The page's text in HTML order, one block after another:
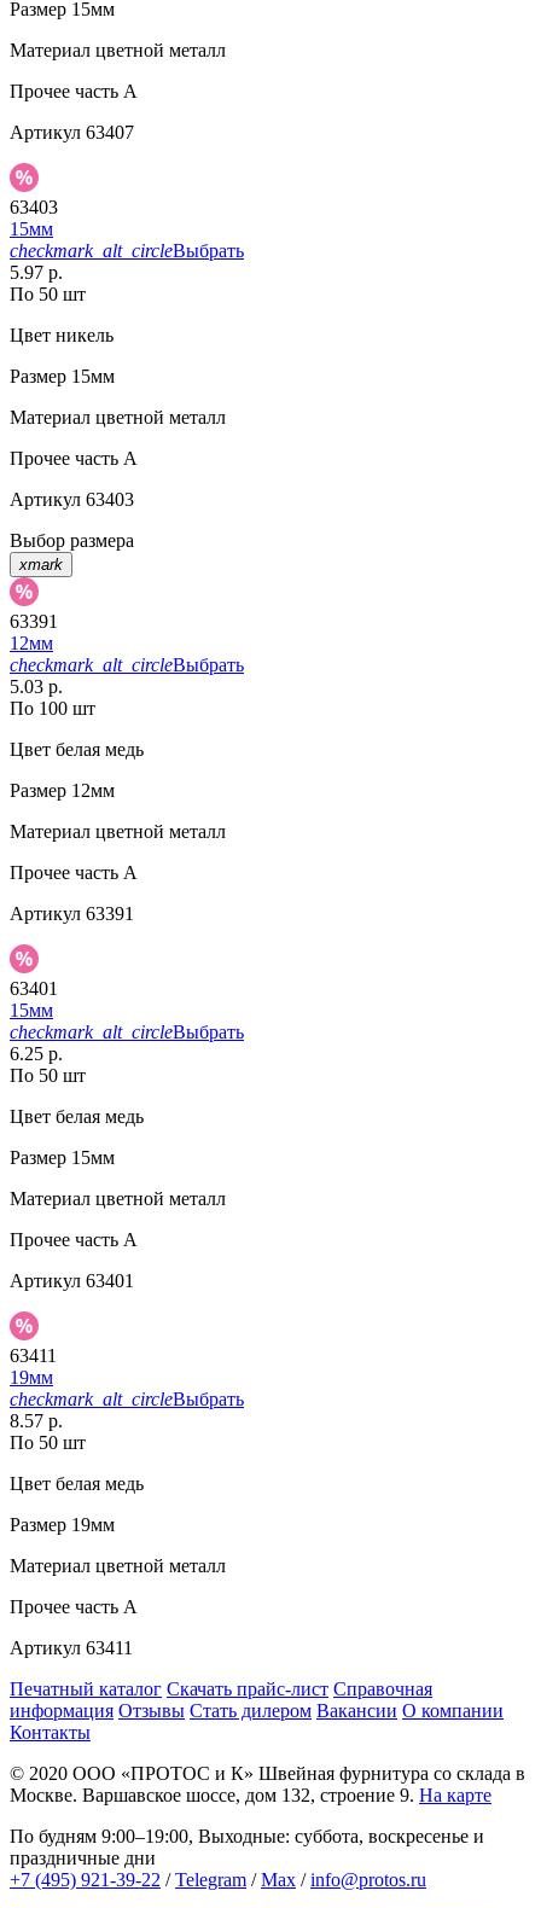
Размер 15мм
Материал цветной металл
Прочее часть A
Артикул 63407
63403
15мм
checkmark_alt_circleВыбрать
5.97 р.
По 50 шт
Цвет никель
Размер 15мм
Материал цветной металл
Прочее часть A
Артикул 63403
Выбор размера
xmark
63391
12мм
checkmark_alt_circleВыбрать
5.03 р.
По 100 шт
Цвет белая медь
Размер 12мм
Материал цветной металл
Прочее часть A
Артикул 63391
63401
15мм
checkmark_alt_circleВыбрать
6.25 р.
По 50 шт
Цвет белая медь
Размер 15мм
Материал цветной металл
Прочее часть A
Артикул 63401
63411
19мм
checkmark_alt_circleВыбрать
8.57 р.
По 50 шт
Цвет белая медь
Размер 19мм
Материал цветной металл
Прочее часть A
Артикул 63411
Печатный каталог Скачать прайс-лист Справочная
информация Отзывы Стать дилером Вакансии О компании
Контакты
© 2020 ООО «ПРОТОС и К» Швейная фурнитура со склада в
Москве. Варшавское шоссе, дом 132, строение 9. На карте
По будням 9:00–19:00, Выходные: суббота, воскресенье и
праздничные дни
+7 (495) 921-39-22 /Telegram /Max /info@protos.ru